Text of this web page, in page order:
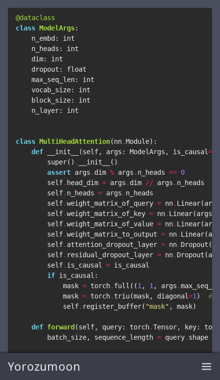
Yorozumoon
@dataclass
class ModelArgs:
n_embd :
int
n_heads :
int
dim:
int
dropout :
float
max_seq_len:
int
vocab_size:
int
block_size:
int
n_layer: int
class MultiHeadAttention(nn.Module):
def
__init__ (self, args : ModelArgs , is_causal=
super() . __init__
()
assert args . dim % args . n_heads == 0
self. head_dim = args . dim // args . n_heads
self. n_heads = args . n_heads
self.weight_matrix_of_query = nn. Linear(args
self.weight_matrix_of_key = nn. Linear(args
self.weight_matrix_of_value = nn. Linear(args
self.weight_matrix_to_output = nn. Linear(
self. attention_dropout_layer = nn. Dropout (
self. residual_dropout_layer = nn. Dropout (
self. is_causal = is_causal
if is_causal :
mask = torch. full ((1, 1, args .
mask = torch. triu(mask, diagonal=1)
#
self. register_buffer( "mask" , mask)
def forward (self, query: torch.Tensor, key:
batch_size, sequence_length = query. shape
x_key = self